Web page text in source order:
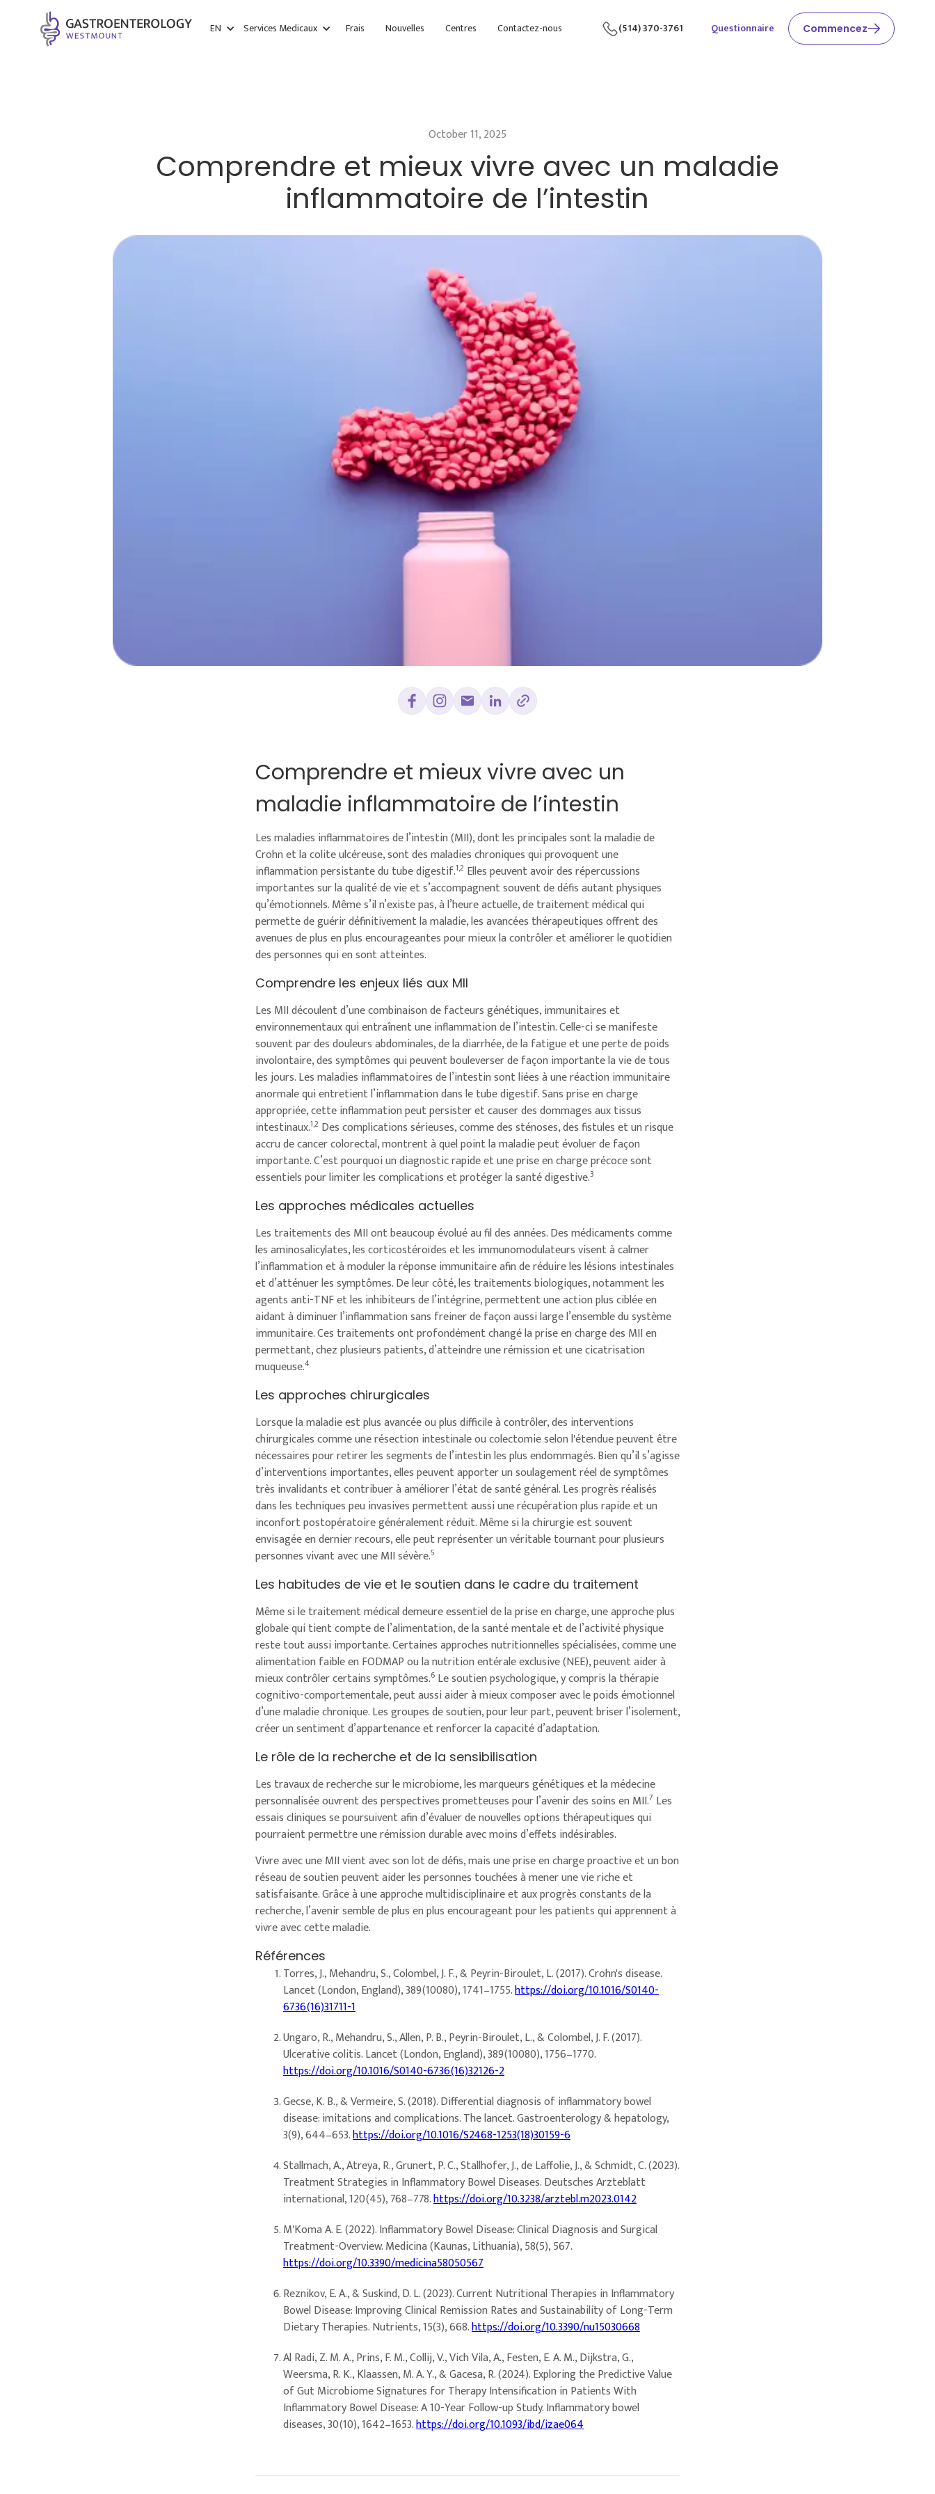
EN Services Medicaux Frais Nouvelles Centres Contactez-nous (514) 370-3761 Questionnaire Commencez
October 11, 2025
Comprendre et mieux vivre avec un maladie
inflammatoire de l’intestin
Comprendre et mieux vivre avec un
maladie inflammatoire de l’intestin
Les maladies inflammatoires de l’intestin (MII), dont les principales sont la maladie de
Crohn et la colite ulcéreuse, sont des maladies chroniques qui provoquent une
inflammation persistante du tube digestif.1,2 Elles peuvent avoir des répercussions
importantes sur la qualité de vie et s’accompagnent souvent de défis autant physiques
qu’émotionnels. Même s’il n’existe pas, à l’heure actuelle, de traitement médical qui
permette de guérir définitivement la maladie, les avancées thérapeutiques offrent des
avenues de plus en plus encourageantes pour mieux la contrôler et améliorer le quotidien
des personnes qui en sont atteintes.
Comprendre les enjeux liés aux MII
‍‍Les MII découlent d’une combinaison de facteurs génétiques, immunitaires et
environnementaux qui entraînent une inflammation de l’intestin. Celle-ci se manifeste
souvent par des douleurs abdominales, de la diarrhée, de la fatigue et une perte de poids
involontaire, des symptômes qui peuvent bouleverser de façon importante la vie de tous
les jours. Les maladies inflammatoires de l’intestin sont liées à une réaction immunitaire
anormale qui entretient l’inflammation dans le tube digestif. Sans prise en charge
appropriée, cette inflammation peut persister et causer des dommages aux tissus
intestinaux.1,2 Des complications sérieuses, comme des sténoses, des fistules et un risque
accru de cancer colorectal, montrent à quel point la maladie peut évoluer de façon
importante. C’est pourquoi un diagnostic rapide et une prise en charge précoce sont
essentiels pour limiter les complications et protéger la santé digestive.3‍
Les approches médicales actuelles
Les traitements des MII ont beaucoup évolué au fil des années. Des médicaments comme
les aminosalicylates, les corticostéroïdes et les immunomodulateurs visent à calmer
l’inflammation et à moduler la réponse immunitaire afin de réduire les lésions intestinales
et d’atténuer les symptômes. De leur côté, les traitements biologiques, notamment les
agents anti-TNF et les inhibiteurs de l’intégrine, permettent une action plus ciblée en
aidant à diminuer l’inflammation sans freiner de façon aussi large l’ensemble du système
immunitaire. Ces traitements ont profondément changé la prise en charge des MII en
permettant, chez plusieurs patients, d’atteindre une rémission et une cicatrisation
muqueuse.4
Les approches chirurgicales
Lorsque la maladie est plus avancée ou plus difficile à contrôler, des interventions
chirurgicales comme une résection intestinale ou colectomie selon l'étendue peuvent être
nécessaires pour retirer les segments de l’intestin les plus endommagés. Bien qu’il s’agisse
d’interventions importantes, elles peuvent apporter un soulagement réel de symptômes
très invalidants et contribuer à améliorer l’état de santé général. Les progrès réalisés
dans les techniques peu invasives permettent aussi une récupération plus rapide et un
inconfort postopératoire généralement réduit. Même si la chirurgie est souvent
envisagée en dernier recours, elle peut représenter un véritable tournant pour plusieurs
personnes vivant avec une MII sévère.5
Les habitudes de vie et le soutien dans le cadre du traitement
Même si le traitement médical demeure essentiel de la prise en charge, une approche plus
globale qui tient compte de l’alimentation, de la santé mentale et de l’activité physique
reste tout aussi importante. Certaines approches nutritionnelles spécialisées, comme une
alimentation faible en FODMAP ou la nutrition entérale exclusive (NEE), peuvent aider à
mieux contrôler certains symptômes.6 Le soutien psychologique, y compris la thérapie
cognitivo-comportementale, peut aussi aider à mieux composer avec le poids émotionnel
d’une maladie chronique. Les groupes de soutien, pour leur part, peuvent briser l’isolement,
créer un sentiment d’appartenance et renforcer la capacité d’adaptation.
Le rôle de la recherche et de la sensibilisation
Les travaux de recherche sur le microbiome, les marqueurs génétiques et la médecine
personnalisée ouvrent des perspectives prometteuses pour l’avenir des soins en MII.7 Les
essais cliniques se poursuivent afin d’évaluer de nouvelles options thérapeutiques qui
pourraient permettre une rémission durable avec moins d’effets indésirables.
Vivre avec une MII vient avec son lot de défis, mais une prise en charge proactive et un bon
réseau de soutien peuvent aider les personnes touchées à mener une vie riche et
satisfaisante. Grâce à une approche multidisciplinaire et aux progrès constants de la
recherche, l’avenir semble de plus en plus encourageant pour les patients qui apprennent à
vivre avec cette maladie.
Références
Torres, J., Mehandru, S., Colombel, J. F., & Peyrin-Biroulet, L. (2017). Crohn's disease.
Lancet (London, England), 389(10080), 1741–1755.https://doi.org/10.1016/S0140-
6736(16)31711-1
Ungaro, R., Mehandru, S., Allen, P. B., Peyrin-Biroulet, L., & Colombel, J. F. (2017).
Ulcerative colitis. Lancet (London, England), 389(10080), 1756–1770.
https://doi.org/10.1016/S0140-6736(16)32126-2
Gecse, K. B., & Vermeire, S. (2018). Differential diagnosis of inflammatory bowel
disease: imitations and complications. The lancet. Gastroenterology & hepatology,
3(9), 644–653.https://doi.org/10.1016/S2468-1253(18)30159-6
Stallmach, A., Atreya, R., Grunert, P. C., Stallhofer, J., de Laffolie, J., & Schmidt, C. (2023).
Treatment Strategies in Inflammatory Bowel Diseases. Deutsches Arzteblatt
international, 120(45), 768–778.https://doi.org/10.3238/arztebl.m2023.0142
M'Koma A. E. (2022). Inflammatory Bowel Disease: Clinical Diagnosis and Surgical
Treatment-Overview. Medicina (Kaunas, Lithuania), 58(5), 567.
https://doi.org/10.3390/medicina58050567
Reznikov, E. A., & Suskind, D. L. (2023). Current Nutritional Therapies in Inflammatory
Bowel Disease: Improving Clinical Remission Rates and Sustainability of Long-Term
Dietary Therapies. Nutrients, 15(3), 668.https://doi.org/10.3390/nu15030668
Al Radi, Z. M. A., Prins, F. M., Collij, V., Vich Vila, A., Festen, E. A. M., Dijkstra, G.,
Weersma, R. K., Klaassen, M. A. Y., & Gacesa, R. (2024). Exploring the Predictive Value
of Gut Microbiome Signatures for Therapy Intensification in Patients With
Inflammatory Bowel Disease: A 10-Year Follow-up Study. Inflammatory bowel
diseases, 30(10), 1642–1653.https://doi.org/10.1093/ibd/izae064